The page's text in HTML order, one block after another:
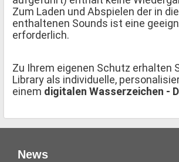
Zum Laden und Abspielen der in
enthaltenen Sounds ist eine
erforderlich.
Zu Ihrem eigenen Schutz erhalten
Library als individuelle,
einem digitalen Wasserzeichen -
News